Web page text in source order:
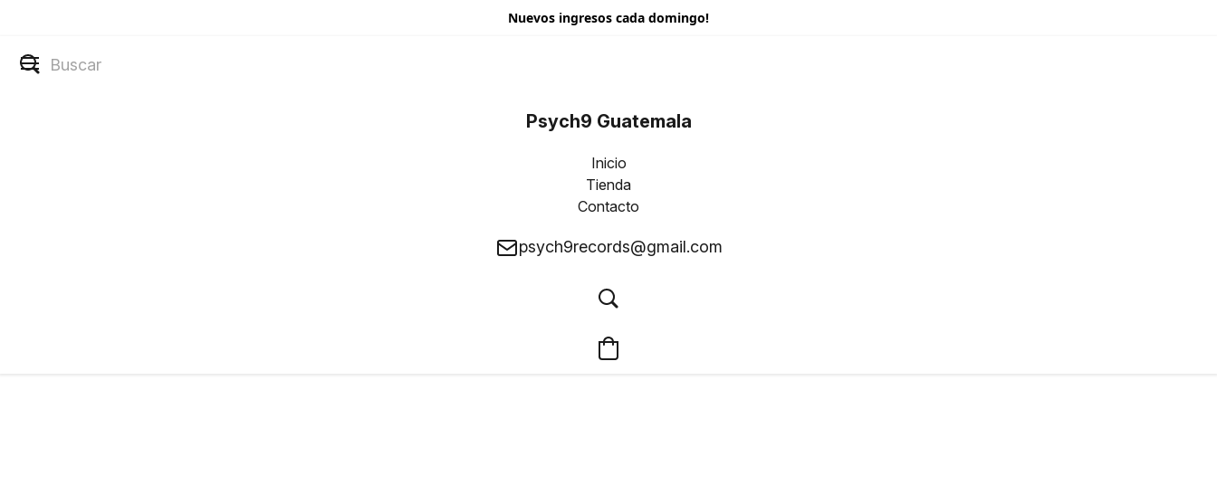
Nuevos ingresos cada domingo!
Psych9 Guatemala
Inicio
Tienda
Contacto
psych9records@gmail.com